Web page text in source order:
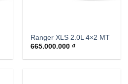
Ranger XLS 2.0L 4×2 MT
665.000.000₫